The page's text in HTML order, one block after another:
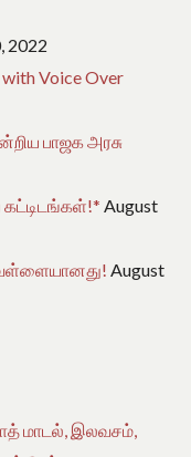
2022
Voice Over
பாஜக அரசு
கட்டிடங்கள்!* August
August
மாடல், இலவசம்,